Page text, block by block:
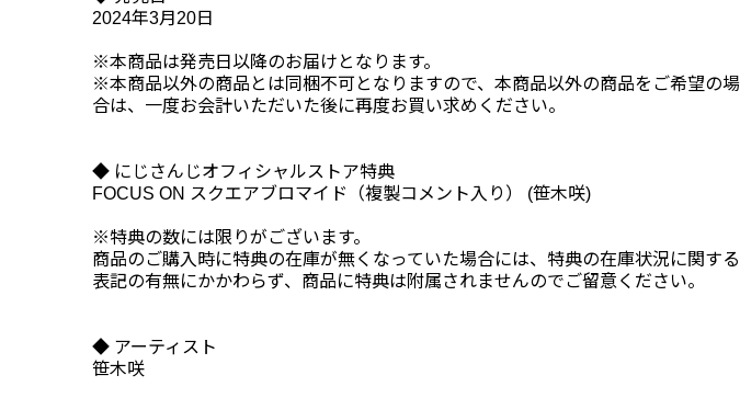
2024年3月20日
※本商品は発売日以降のお届けとなります。
※本商品以外の商品とは同梱不可となりますので、本商品以外の商品をご希望の場
合は、一度お会計いただいた後に再度お買い求めください。
◆ にじさんじオフィシャルストア特典
FOCUS ON スクエアブロマイド（複製コメント入り） (笹木咲)
※特典の数には限りがございます。
商品のご購入時に特典の在庫が無くなっていた場合には、特典の在庫状況に関する
表記の有無にかかわらず、商品に特典は附属されませんのでご留意ください。
◆ アーティスト
笹木咲